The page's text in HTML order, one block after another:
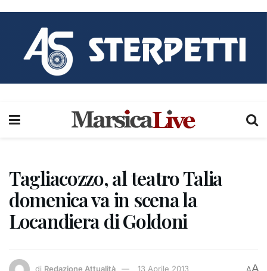
Tagliacozzo, al teatro Talia
domenica va in scena la
Locandiera di Goldoni
di Redazione Attualità 13 Aprile 2013 A